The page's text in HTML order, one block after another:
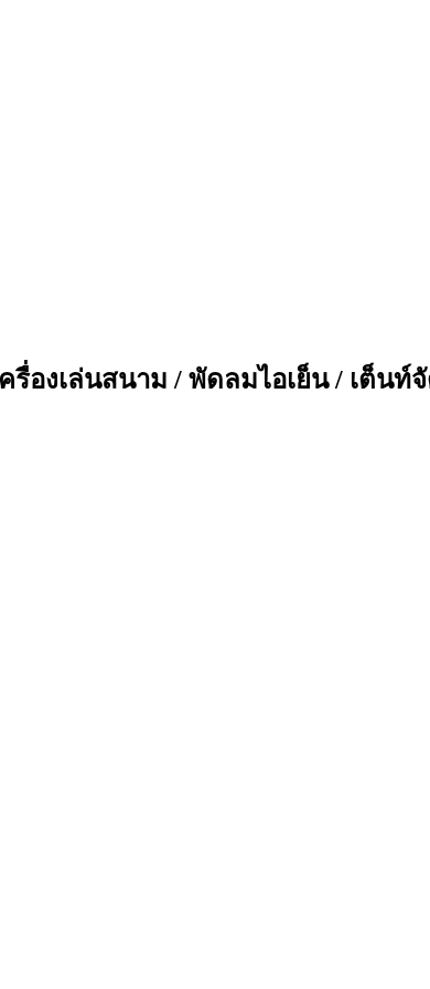
รื่องเล่นสนาม / พัดลมไอเย็น / เต็นท์